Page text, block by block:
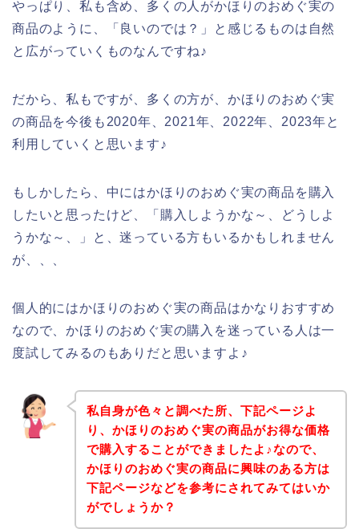
やっぱり、私も含め、多くの人がかほりのおめぐ実の
商品のように、「良いのでは？」と感じるものは自然
と広がっていくものなんですね♪
だから、私もですが、多くの方が、かほりのおめぐ実
の商品を今後も2020年、2021年、2022年、2023年と
利用していくと思います♪
もしかしたら、中にはかほりのおめぐ実の商品を購入
したいと思ったけど、「購入しようかな～、どうしよ
うかな～、」と、迷っている方もいるかもしれません
が、、、
個人的にはかほりのおめぐ実の商品はかなりおすすめ
なので、かほりのおめぐ実の購入を迷っている人は一
度試してみるのもありだと思いますよ♪
私自身が色々と調べた所、下記ページよ
り、かほりのおめぐ実の商品がお得な価格
で購入することができましたよ♪なので、
かほりのおめぐ実の商品に興味のある方は
下記ページなどを参考にされてみてはいか
がでしょうか？